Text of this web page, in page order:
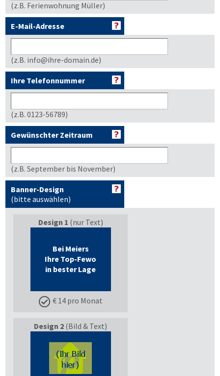
(z.B. Ferienwohnung Müller)
E-Mail-Adresse
(z.B. info@ihre-domain.de)
Ihre Telefonnummer
(z.B. 0123-56789)
Gewünschter Zeitraum
(z.B. September bis November)
Banner-Design
(bitte auswählen)
Design 1 (nur Text)
Bei Meiers
Ihre Top-Fewo
in bester Lage
€ 14 pro Monat
Design 2 (Bild & Text)